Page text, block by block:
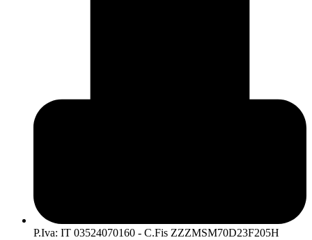
P.Iva: IT 03524070160 - C.Fis ZZZMSM70D23F205H